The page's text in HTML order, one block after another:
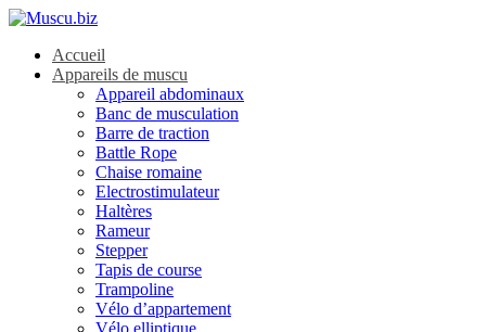
Accueil
Appareils de muscu
Appareil abdominaux
Banc de musculation
Barre de traction
Battle Rope
Chaise romaine
Electrostimulateur
Haltères
Rameur
Stepper
Tapis de course
Trampoline
Vélo d’appartement
Vélo elliptique